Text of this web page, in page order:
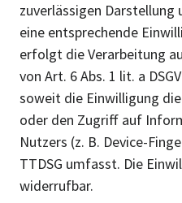
zuverlässigen Darstellung
eine entsprechende
erfolgt die Verarbeitung
von Art. 6 Abs. 1 lit. a
soweit die Einwilligung
oder den Zugriff auf
Nutzers (z. B. Device-
TTDSG umfasst. Die
widerrufbar.